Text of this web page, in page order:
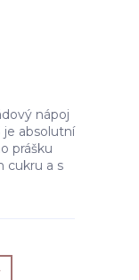
nápoj
je absolutní
prášku
cukru a s